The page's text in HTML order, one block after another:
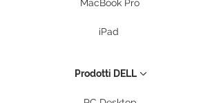
MacBook Pro
iPad
Prodotti DELL